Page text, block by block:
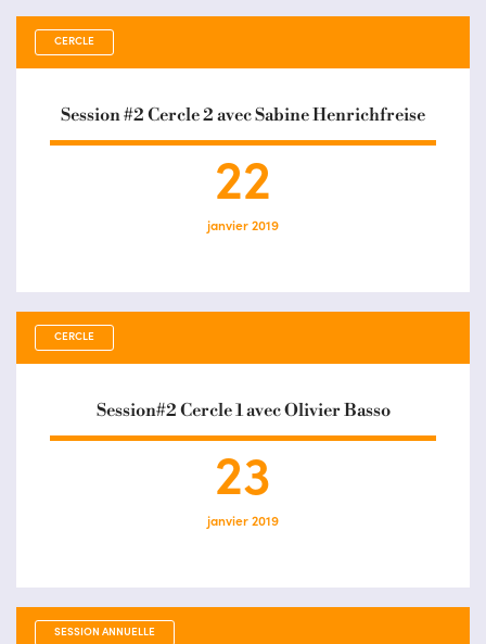
CERCLE
Session #2 Cercle 2 avec Sabine Henrichfreise
22
janvier 2019
CERCLE
Session#2 Cercle 1 avec Olivier Basso
23
janvier 2019
SESSION ANNUELLE